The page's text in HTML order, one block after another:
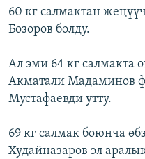
60 кг салмактан
Бозоров болду.
Ал эми 64 кг салмакта
Акматали Мадаминов
Мустафаевди утту.
69 кг салмак боюнча
Худайназаров эл